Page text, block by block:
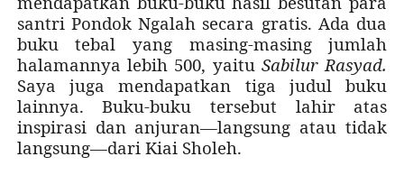
santri Pondok Ngalah secara gratis. Ada dua
buku tebal yang masing-masing jumlah
halamannya lebih 500, yaitu Sabilur Rasyad.
Saya juga mendapatkan tiga judul buku
lainnya. Buku-buku tersebut lahir atas
inspirasi dan anjuran—langsung atau tidak
langsung—dari Kiai Sholeh.